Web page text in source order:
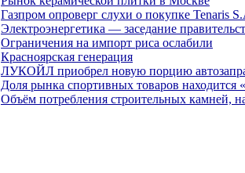
Газпром опроверг слухи о покупке Tenaris
Электроэнергетика — заседание
Ограничения на импорт риса ослабили
Красноярская генерация
ЛУКОЙЛ приобрел новую порцию
Доля рынка спортивных товаров находится
Объём потребления строительных камней,